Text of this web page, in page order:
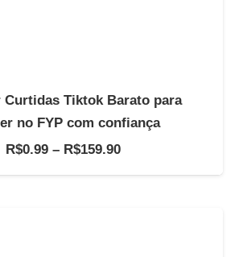
Curtidas Tiktok Barato para
no FYP com confiança
R$0.99 – R$159.90Faixa
de